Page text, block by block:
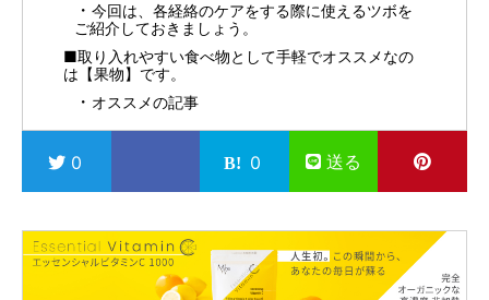
今回は、各経絡のケアをする際に使えるツボを
ご紹介しておきましょう。
■取り入れやすい食べ物として手軽でオススメなの
は【果物】です。
オススメの記事
0 0 送る